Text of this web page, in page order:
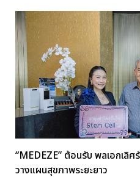
“MEDEZE” ต้อนรับ พลเอกเลิศ
วางแผนสุขภาพระยะยาว